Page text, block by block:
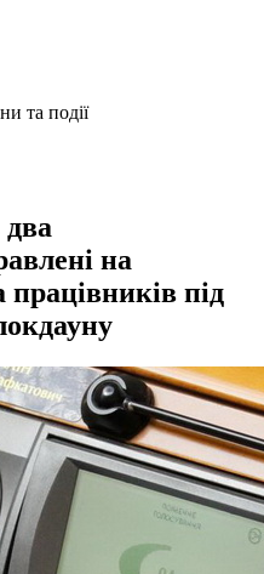
та події
на
працівників під